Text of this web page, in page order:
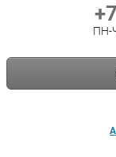
ПН-